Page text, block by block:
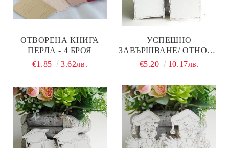
ОТВОРЕНА КНИГА
ПЕРЛА - 4 БРОЯ
€1.85
3.62лв.
УСПЕШНО
ЗАВЪРШВАНЕ/ ОТНОВО
НА УЧИЛИЩЕ - 10 БР.
€5.20 10.17лв.